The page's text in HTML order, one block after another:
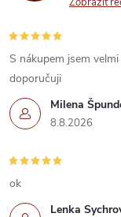
c
í
p
r
v
k
Milena
8.8.2026
S nákupem jsem
doporučuji
Lenka
ok